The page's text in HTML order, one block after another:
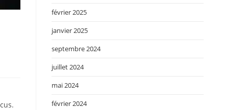
février 2025
janvier 2025
septembre 2024
juillet 2024
mai 2024
février 2024